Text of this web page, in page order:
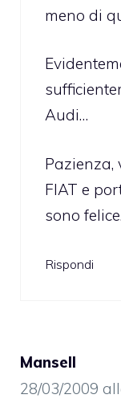
meno di
Audi…
Pazienza,
FIAT e
sono felice.
Rispondi
Mansell
28/03/2009